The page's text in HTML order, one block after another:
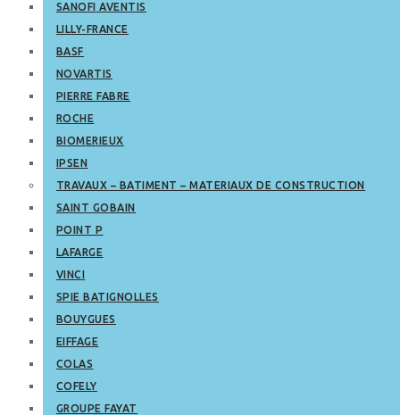
SANOFI AVENTIS
LILLY-FRANCE
BASF
NOVARTIS
PIERRE FABRE
ROCHE
BIOMERIEUX
IPSEN
TRAVAUX – BATIMENT – MATERIAUX DE CONSTRUCTION
SAINT GOBAIN
POINT P
LAFARGE
VINCI
SPIE BATIGNOLLES
BOUYGUES
EIFFAGE
COLAS
COFELY
GROUPE FAYAT